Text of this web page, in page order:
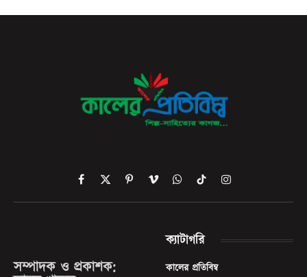
Facebook
X
(Twitter)
PinterestVimeoWhatsAppTikTokInstagram
সম্পাদক ও প্রকাশক:
ক্যাটাগরি
কালের প্রতিবিম্ব